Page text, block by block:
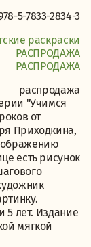
5-7833-2834-3
раскраски
PАСПРОДАЖА
PАСПРОДАЖА
распродажа
"Учимся
от
Приходкина,
есть рисунок
5 лет. Издание
мягкой